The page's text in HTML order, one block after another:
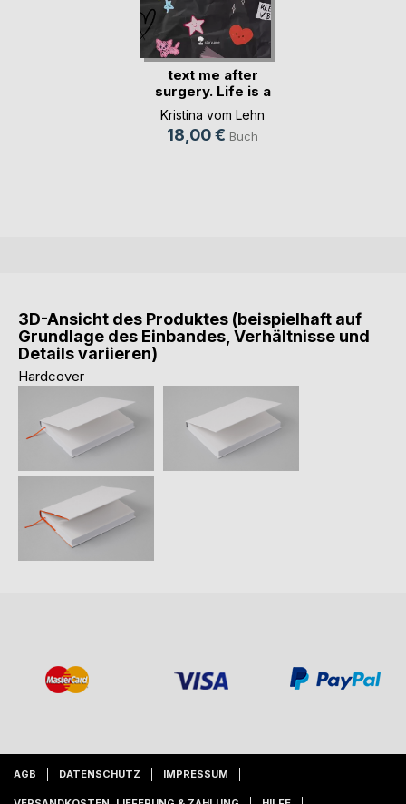
text me after
surgery. Life is a
Kristina vom Lehn
18,00 € Buch
3D-Ansicht des Produktes (beispielhaft auf
Grundlage des Einbandes, Verhältnisse und
Details variieren)
Hardcover
AGB DATENSCHUTZ IMPRESSUM